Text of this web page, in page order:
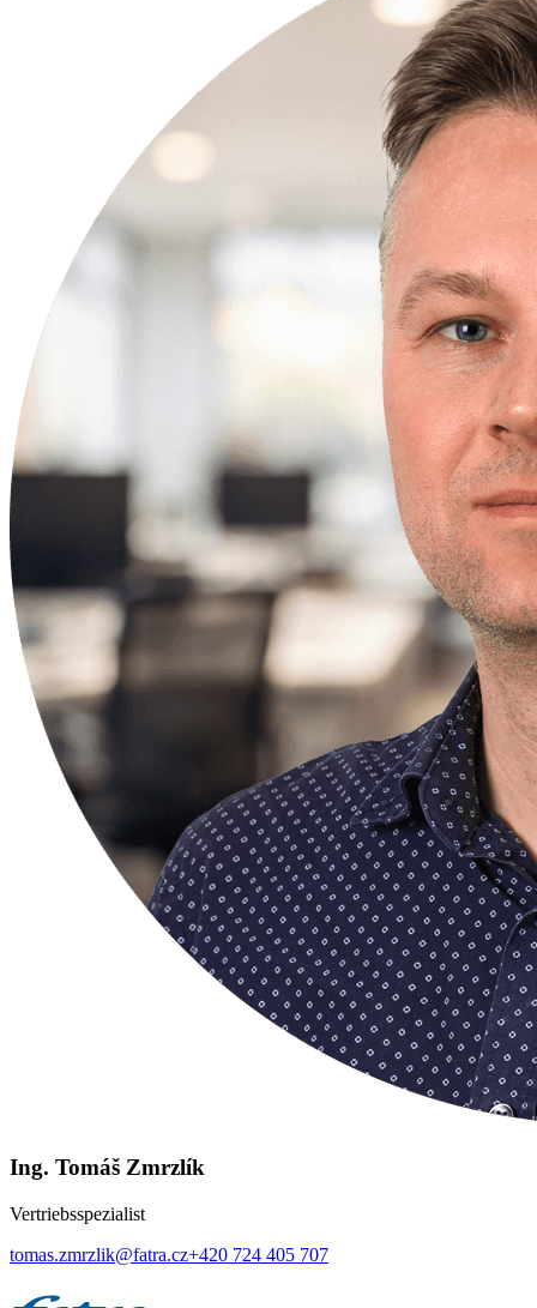
Ing. Tomáš Zmrzlík
Vertriebsspezialist
tomas.zmrzlik@fatra.cz+420 724 405 707